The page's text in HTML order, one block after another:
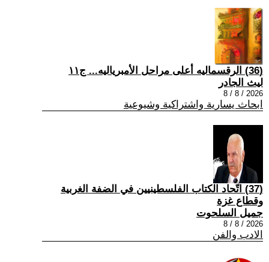
(36) الرقسماليه أعلى مراحل الأمبرياليه... ج١١
ليث الجادر
2026 / 8 / 8
ابحاث يسارية واشتراكية وشيوعية
(37) اتّحاد الكتاب الفلسطينيين في الضفة الغربية
وقطاع غزة
جميل السلحوت
2026 / 8 / 8
الادب والفن